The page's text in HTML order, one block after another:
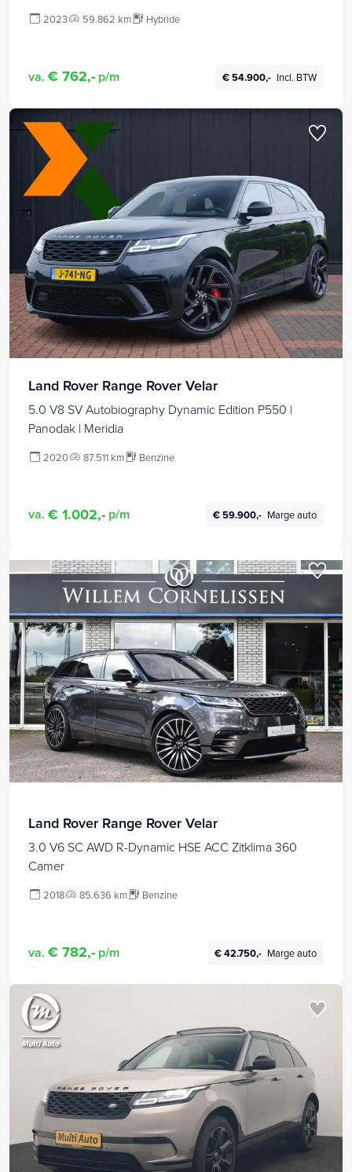
2023 59.862 km Hybride
va. € 762,- p/m € 54.900,- Incl. BTW
Land Rover Range Rover Velar
5.0 V8 SV Autobiography Dynamic Edition P550 |
Panodak | Meridia
2020 87.511 km Benzine
va. € 1.002,- p/m € 59.900,- Marge auto
Land Rover Range Rover Velar
3.0 V6 SC AWD R-Dynamic HSE ACC Zitklima 360
Camer
2018 85.636 km Benzine
va. € 782,- p/m € 42.750,- Marge auto